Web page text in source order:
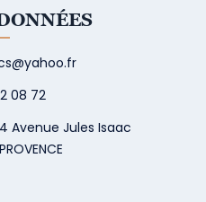
08 72
Avenue Jules Isaac